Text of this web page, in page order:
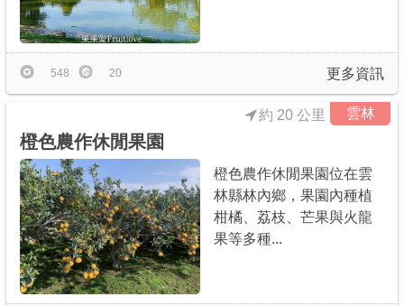
更多資訊
548 20
雲林
橙色農作休閒果園
約 20 公里
橙色農作休閒果園位在雲
林縣林內鄉，果園內種植
柑橘、荔枝、芒果與火龍
果等多種...